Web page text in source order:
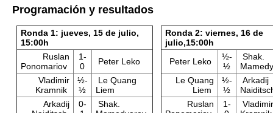
Programación y resultados
Ronda 1: jueves, 15 de julio,
15:00h
Ruslan
Ponomariov
1-
0
Peter Leko
Vladimir
Kramnik
½-
½
Le Quang
Liem
Arkadij
0-
Shak.
Ronda 2: viernes, 16 de
julio,15:00h
Peter Leko
½-
½
Shak.
Le Quang
Liem
½-
½
Arkadij
Ruslan
1-
Vladimir